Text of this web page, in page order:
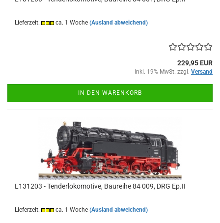
Lieferzeit: ca. 1 Woche (Ausland abweichend)
229,95 EUR
inkl. 19% MwSt. zzgl. Versand
IN DEN WARENKORB
L131203 - Tenderlokomotive, Baureihe 84 009, DRG Ep.II
Lieferzeit: ca. 1 Woche (Ausland abweichend)